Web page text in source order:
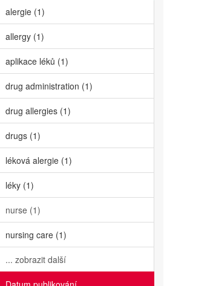
alergie (1)
allergy (1)
aplikace léků (1)
drug administration (1)
drug allergies (1)
drugs (1)
léková alergie (1)
léky (1)
nurse (1)
nursing care (1)
... zobrazit další